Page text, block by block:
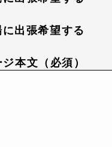
出張希望する
本文（必須）